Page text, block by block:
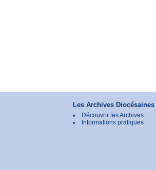
Les Archives Diocésaines
Découvrir les Archives
Informations pratiques